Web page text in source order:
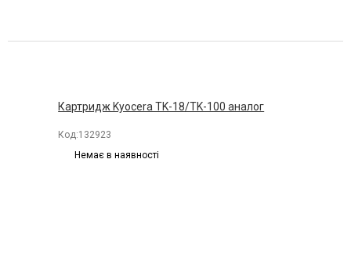
Код:132923
Немає в наявності
Картридж Kyocera TK-18/TK-100 аналог